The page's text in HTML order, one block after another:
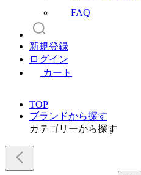
FAQ
新規登録
ログイン
カート
TOP
ブランドから探す
カテゴリーから探す